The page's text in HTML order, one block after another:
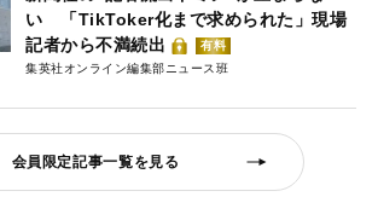
い 「TikToker化まで求められた」現場
記者から不満続出
有料
集英社オンライン編集部ニュース班
会員限定記事一覧を見る